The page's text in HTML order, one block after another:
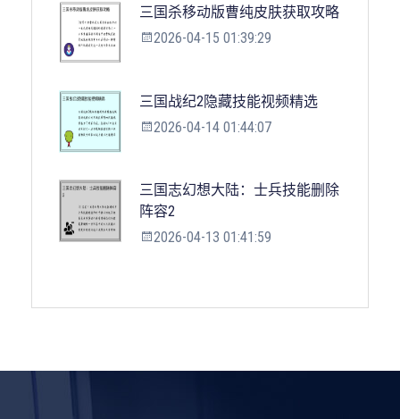
三国杀移动版曹纯皮肤获取攻略
2026-04-15 01:39:29
三国战纪2隐藏技能视频精选
2026-04-14 01:44:07
三国志幻想大陆：士兵技能删除
阵容2
2026-04-13 01:41:59